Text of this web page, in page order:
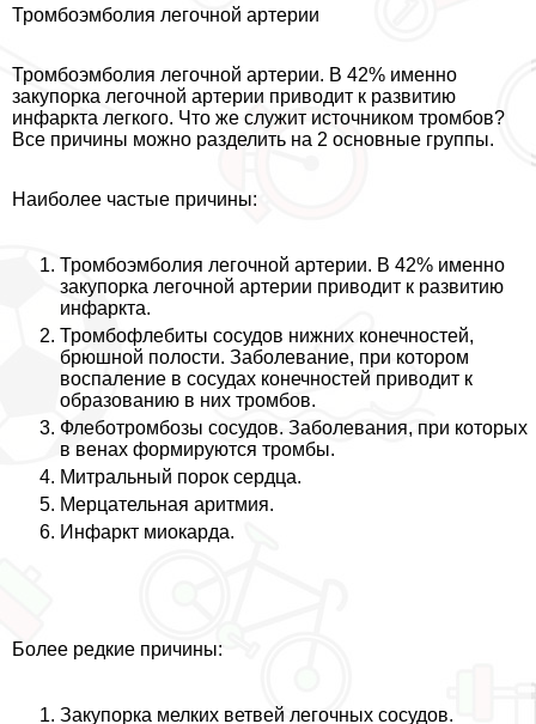
Тромбоэмболия легочной артерии
Тромбоэмболия легочной артерии. В 42% именно
закупорка легочной артерии приводит к развитию
инфаркта легкого. Что же служит источником тромбов?
Все причины можно разделить на 2 основные группы.
Наиболее частые причины:
Тромбоэмболия легочной артерии. В 42% именно
закупорка легочной артерии приводит к развитию
инфаркта.
Тромбофлебиты сосудов нижних конечностей,
брюшной полости. Заболевание, при котором
воспаление в сосудах конечностей приводит к
образованию в них тромбов.
Флеботромбозы сосудов. Заболевания, при которых
в венах формируются тромбы.
Митральный порок сердца.
Мерцательная аритмия.
Инфаркт миокарда.
Более редкие причины:
Закупорка мелких ветвей легочных сосудов.